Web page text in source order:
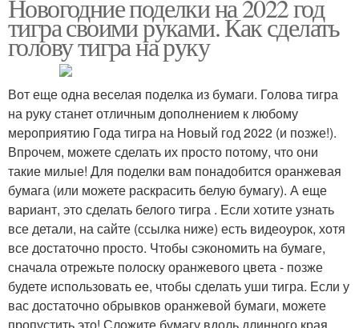
Новогодние поделки на 2022 год
тигра своими руками. Как сделать
голову тигра на руку
Вот еще одна веселая поделка из бумаги. Голова тигра
на руку станет отличным дополнением к любому
мероприятию Года тигра на Новый год 2022 (и позже!).
Впрочем, можете сделать их просто потому, что они
такие милые! Для поделки вам понадобится оранжевая
бумага (или можете раскрасить белую бумагу). А еще
вариант, это сделать белого тигра . Если хотите узнать
все детали, на сайте (ссылка ниже) есть видеоурок, хотя
все достаточно просто. Чтобы сэкономить на бумаге,
сначала отрежьте полоску оранжевого цвета - позже
будете использовать ее, чтобы сделать уши тигра. Если у
вас достаточно обрывков оранжевой бумаги, можете